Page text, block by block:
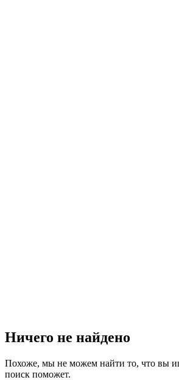
Ничего не найдено
Похоже, мы не можем найти то, что вы
поиск поможет.